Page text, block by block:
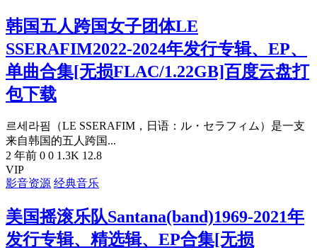
韩国五人跨国女子团体LE
SSERAFIM2022-2024年发行专辑、EP、
单曲合集[无损FLAC/1.22GB]百度云盘打
包下载
르세라핌（LE SSERAFIM，日语：ル・セラフィム）是一支
来自韩国的五人跨国...
2 年前 0 0 1.3K 12.8
VIP
影音资源 经典音乐
美国摇滚乐队Santana(band)1969-2021年
发行专辑、精选辑、EP合集[无损